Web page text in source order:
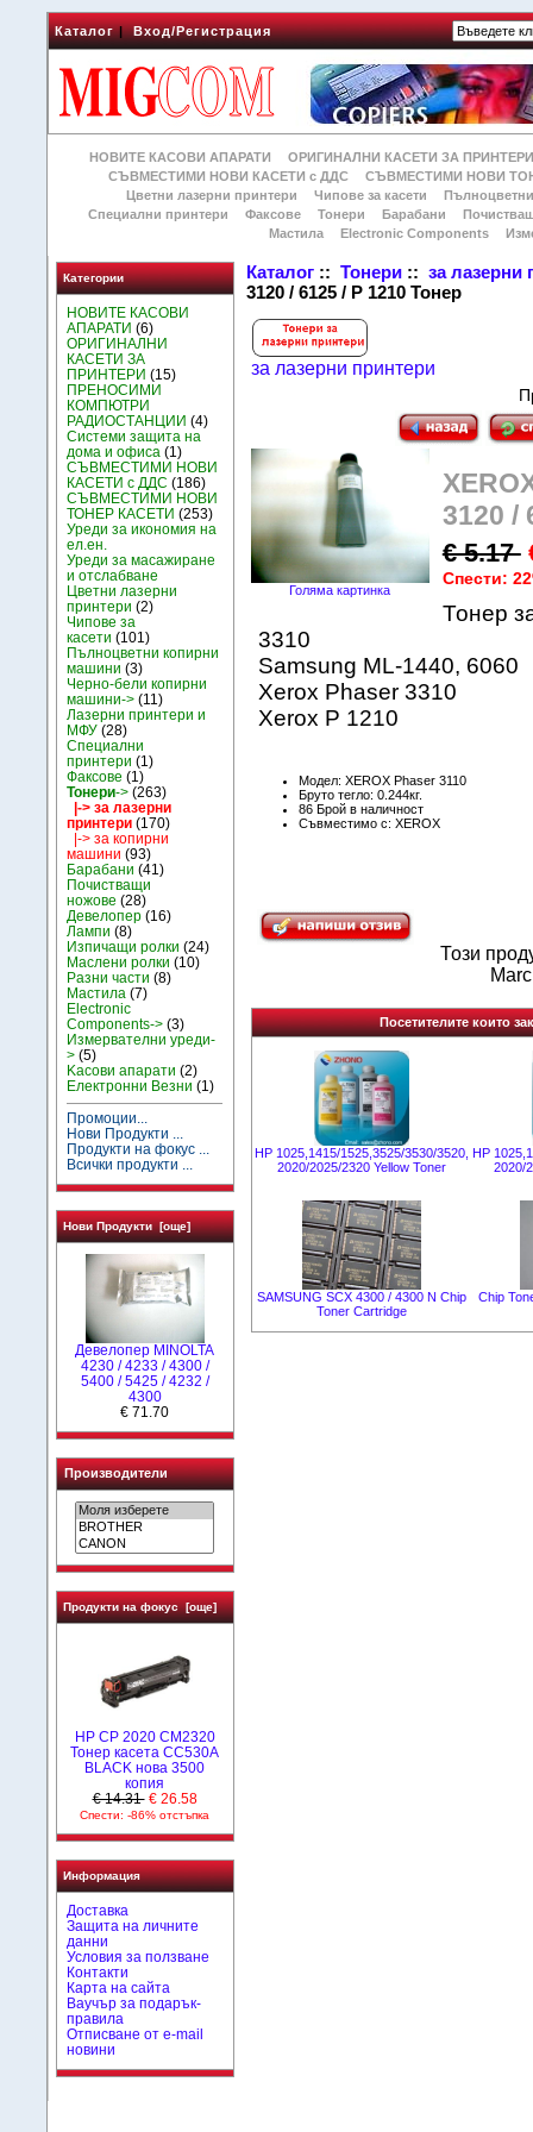
Каталог|Вход/Регистрация
НОВИТЕ КАСОВИ АПАРАТИ
ОРИГИНАЛНИ КАСЕТИ ЗА
СЪВМЕСТИМИ НОВИ КАСЕТИ с ДДС
СЪВМЕСТИМИ НОВИ
Цветни лазерни принтери
Чипове за касети
Специални принтери
Факсове Тонери Барабани
Мастила
Electronic Components
Категории
НОВИТЕ КАСОВИ
АПАРАТИ (6)
ОРИГИНАЛНИ
КАСЕТИ ЗА
ПРИНТЕРИ (15)
ПРЕНОСИМИ
КОМПЮТРИ
РАДИОСТАНЦИИ (4)
Системи защита на
дома и офиса (1)
СЪВМЕСТИМИ НОВИ
КАСЕТИ с ДДС (186)
СЪВМЕСТИМИ НОВИ
ТОНЕР КАСЕТИ (253)
Уреди за икономия на
ел.ен.
Уреди за масажиране
и отслабване
Цветни лазерни
принтери (2)
Чипове за
касети (101)
Пълноцветни копирни
машини (3)
Черно-бели копирни
машини-> (11)
Лазерни принтери и
МФУ (28)
Специални
принтери (1)
Факсове (1)
Тонери-> (263)
|-> за лазерни
принтери (170)
|-> за копирни
машини (93)
Барабани (41)
Почистващи
ножове (28)
Девелопер (16)
Лампи (8)
Изпичащи ролки (24)
Маслени ролки (10)
Разни части (8)
Мастила (7)
Electronic
Components-> (3)
Измервателни уреди-
> (5)
Kасови апарати (2)
Електронни Везни (1)
Промоции...
Нови Продукти ...
Продукти на фокус ...
Всички продукти ...
Нови Продукти [още]
Девелопер MINOLTA
4230 / 4233 / 4300 /
5400 / 5425 / 4232 /
4300
€ 71.70
Производители
Продукти на фокус [още]
HP CP 2020 CM2320
Тонер касета CC530A
BLACK нова 3500
копия
€ 14.31 € 26.58
Спести: -86% отстъпка
Информация
Доставка
Защита на личните
данни
Условия за ползване
Контакти
Карта на сайта
Ваучър за подарък-
правила
Отписване от e-mail
новини
Каталог ::Тонери ::за лазерни
3120 / 6125 / P 1210 Тонер
за лазерни принтери
Голяма картинка
3120 /
€ 5.17
Спести:
Тонер
3310
Samsung ML-1440, 6060
Xerox Phaser 3310
Xerox P 1210
Модел: XEROX Phaser 3110
Бруто тегло: 0.244кг.
86 Брой в наличност
Съвместимо с: XEROX
Този
Посетителите които
HP 1025,1415/1525,3525/3530/3520,
2020/2025/2320 Yellow Toner
HP
2020/
SAMSUNG SCX 4300 / 4300 N Chip
Toner Cartridge
Chip